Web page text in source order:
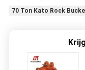
70 Ton Kato Rock